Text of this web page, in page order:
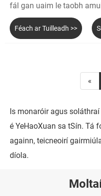
fál gan uaim le taobh
Féach ar Tuilleadh >>
«
Is monaróir agus
é YeHaoXuan sa tSín. Tá
againn, teicneoirí
díola.